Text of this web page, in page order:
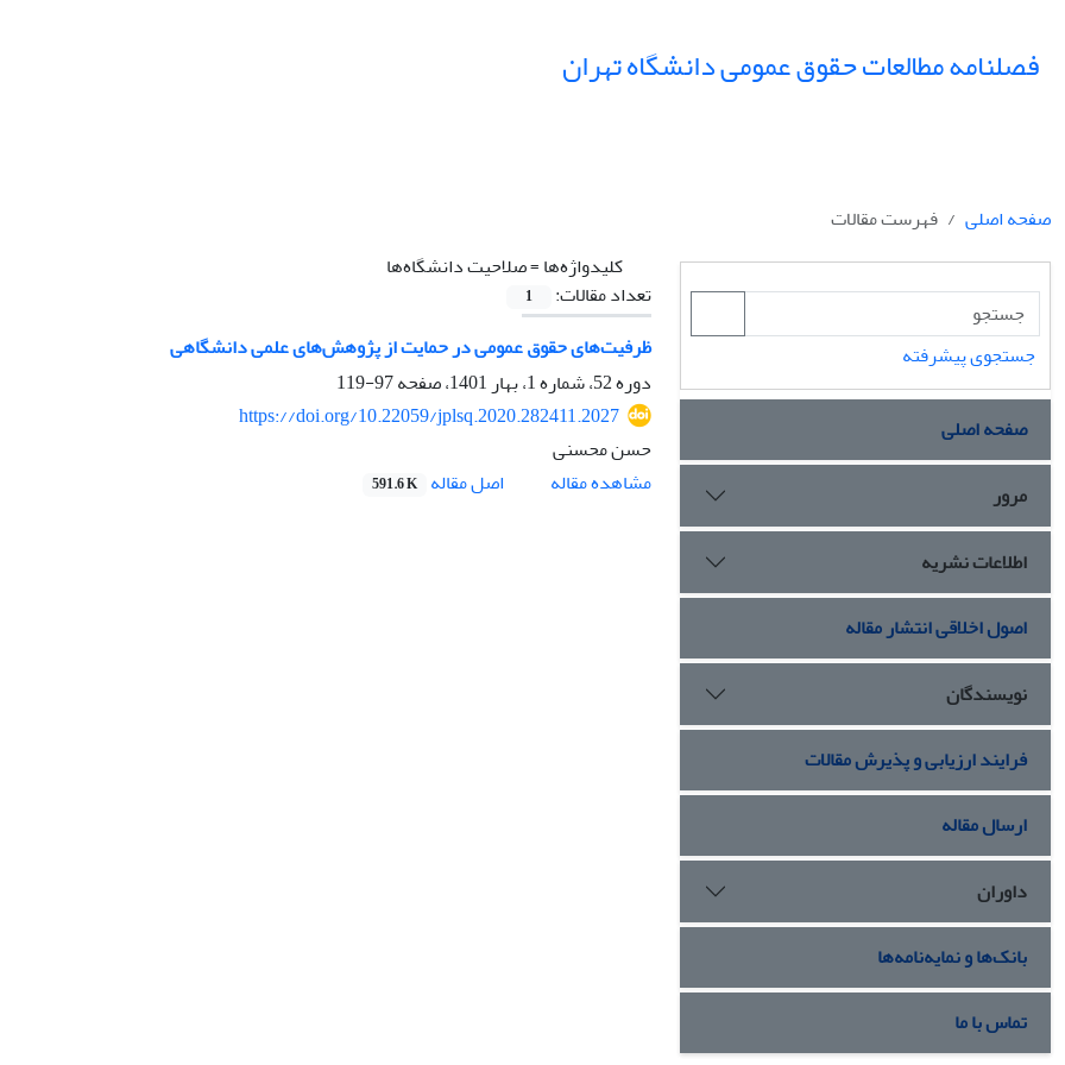
فصلنامه مطالعات حقوق عمومی دانشگاه تهران
صفحه اصلی
فهرست مقالات
کلیدواژه‌ها =صلاحیت دانشگاه‌ها
تعداد مقالات:
1
ظرفیت‌های حقوق عمومی در حمایت از پژوهش‌های علمی دانشگاهی
دوره 52، شماره 1، بهار 1401، صفحه
97-119
https://doi.org/10.22059/jplsq.2020.282411.2027
حسن محسنی
مشاهده مقاله
اصل مقاله 591.6 K
جستجوی پیشرفته
صفحه اصلی
مرور
اطلاعات نشریه
اصول اخلاقی انتشار مقاله
نویسندگان
فرایند ارزیابی و پذیرش مقالات
ارسال مقاله
داوران
بانک‌ها و نمایه‌نامه‌ها
تماس با ما